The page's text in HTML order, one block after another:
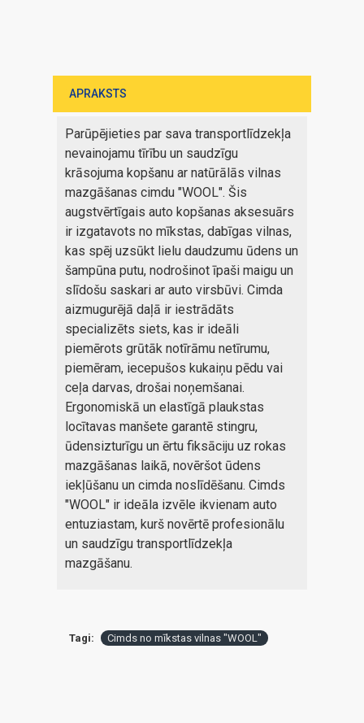
APRAKSTS
Parūpējieties par sava transportlīdzekļa
nevainojamu tīrību un saudzīgu
krāsojuma kopšanu ar natūrālās vilnas
mazgāšanas cimdu "WOOL". Šis
augstvērtīgais auto kopšanas aksesuārs
ir izgatavots no mīkstas, dabīgas vilnas,
kas spēj uzsūkt lielu daudzumu ūdens un
šampūna putu, nodrošinot īpaši maigu un
slīdošu saskari ar auto virsbūvi. Cimda
aizmugurējā daļā ir iestrādāts
specializēts siets, kas ir ideāli
piemērots grūtāk notīrāmu netīrumu,
piemēram, iecepušos kukaiņu pēdu vai
ceļa darvas, drošai noņemšanai.
Ergonomiskā un elastīgā plaukstas
locītavas manšete garantē stingru,
ūdensizturīgu un ērtu fiksāciju uz rokas
mazgāšanas laikā, novēršot ūdens
iekļūšanu un cimda noslīdēšanu. Cimds
"WOOL" ir ideāla izvēle ikvienam auto
entuziastam, kurš novērtē profesionālu
un saudzīgu transportlīdzekļa
mazgāšanu.
Tagi: Cimds no mīkstas vilnas "WOOL"